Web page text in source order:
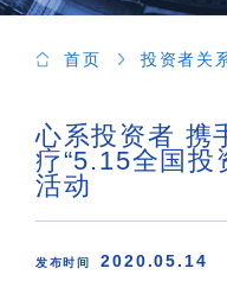
首页 投资者关
心系投资者
疗“5.15全国投
活动
发布时间 2020.05.14